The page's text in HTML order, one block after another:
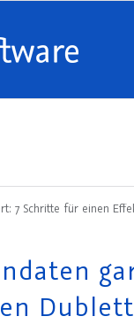
7 Schritte für einen